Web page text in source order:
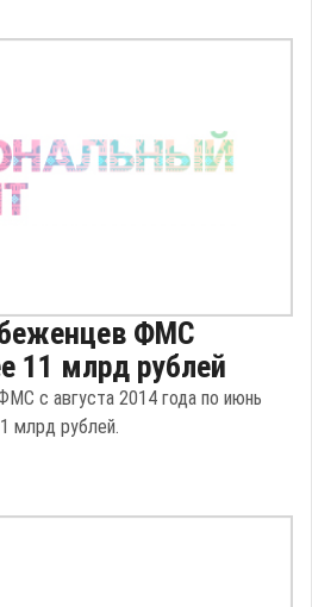
ФМС
11 млрд рублей
с августа 2014 года по июнь
млрд рублей.